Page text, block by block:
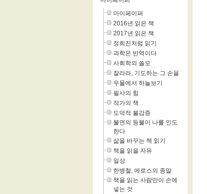
마이페이퍼
2016년 읽은 책
2017년 읽은 책
정희진처럼 읽기
과학은 반역이다
사회학의 쓸모
잘라라, 기도하는 그 손을
우물에서 하늘보기
필사의 힘
작가의 책
도덕적 불감증
불면의 등불이 나를 인도
한다
삶을 바꾸는 책 읽기
책을 읽을 자유
일상
한병철, 에로스의 종말
책을 읽는 사람만이 손에
넣는 것